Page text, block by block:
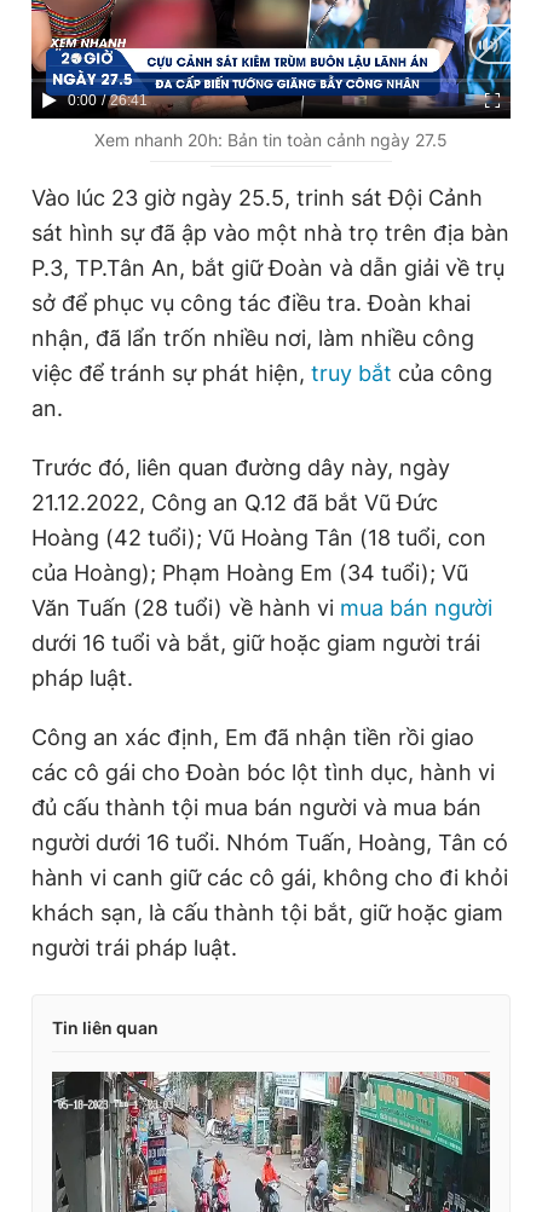
C
r
e
t
e
0:00 / D
u
a
t
i
26:41
Xem nhanh 20h: Bản tin toàn cảnh ngày 27.5
Vào lúc 23 giờ ngày 25.5, trinh sát Đội Cảnh
sát hình sự đã ập vào một nhà trọ trên địa bàn
P.3, TP.Tân An, bắt giữ Đoàn và dẫn giải về trụ
sở để phục vụ công tác điều tra. Đoàn khai
nhận, đã lẩn trốn nhiều nơi, làm nhiều công
việc để tránh sự phát hiện, truy bắt của công
an.
Trước đó, liên quan đường dây này, ngày
21.12.2022, Công an Q.12 đã bắt Vũ Đức
Hoàng (42 tuổi); Vũ Hoàng Tân (18 tuổi, con
của Hoàng); Phạm Hoàng Em (34 tuổi); Vũ
Văn Tuấn (28 tuổi) về hành vi mua bán người
dưới 16 tuổi và bắt, giữ hoặc giam người trái
pháp luật.
Công an xác định, Em đã nhận tiền rồi giao
các cô gái cho Đoàn bóc lột tình dục, hành vi
đủ cấu thành tội mua bán người và mua bán
người dưới 16 tuổi. Nhóm Tuấn, Hoàng, Tân có
hành vi canh giữ các cô gái, không cho đi khỏi
khách sạn, là cấu thành tội bắt, giữ hoặc giam
người trái pháp luật.
Tin liên quan